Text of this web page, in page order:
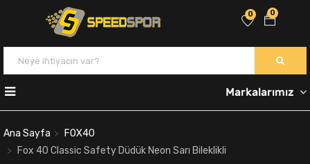
0
0
Markalarımız
Ana Sayfa
FOX40
Fox 40 Classic Safety Düdük Neon Sarı Bileklikli